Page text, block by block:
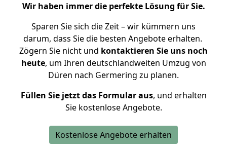
Wir haben immer die perfekte Lösung für Sie.
Sparen Sie sich die Zeit – wir kümmern uns
darum, dass Sie die besten Angebote erhalten.
Zögern Sie nicht und kontaktieren Sie uns noch
heute, um Ihren deutschlandweiten Umzug von
Düren nach Germering zu planen.
Füllen Sie jetzt das Formular aus, und erhalten
Sie kostenlose Angebote.
Kostenlose Angebote erhalten